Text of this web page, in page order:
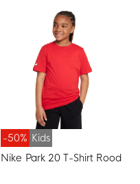
-50% Kids
Nike Park 20 T-Shirt Rood